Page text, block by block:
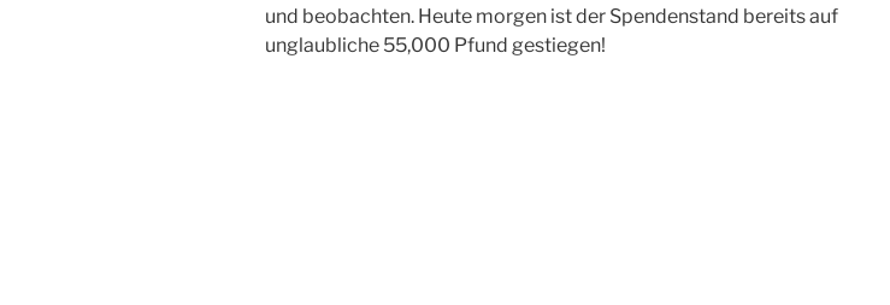
und beobachten. Heute morgen ist der Spendenstand bereits auf
unglaubliche 55,000 Pfund gestiegen!